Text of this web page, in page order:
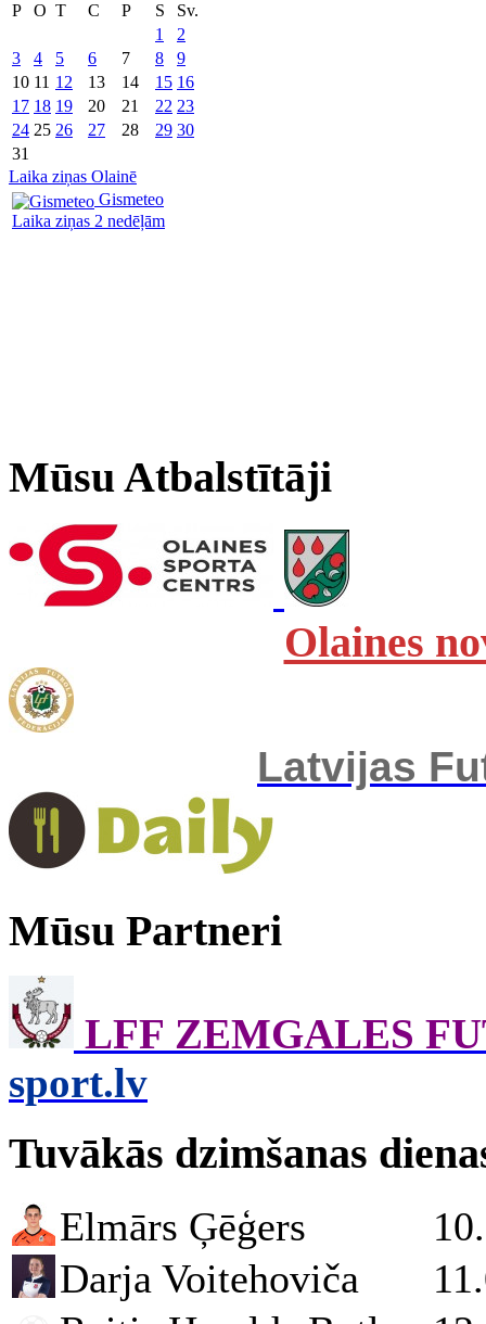
P O T C P S
Sv.
1
2
3
4 5 6 7 8
9
10 11 12 13 14 15 16
17 18 19 20 21 22 23
24 25 26 27 28 29 30
31
Laika ziņas Olainē
Gismeteo
Laika ziņas 2 nedēļām
Mūsu Atbalstītāji
Olaines
Latvijas
Mūsu Partneri
LFF ZEMGALES
sport.lv
Tuvākās dzimšanas
Elmārs Ģēģers
Darja Voitehoviča